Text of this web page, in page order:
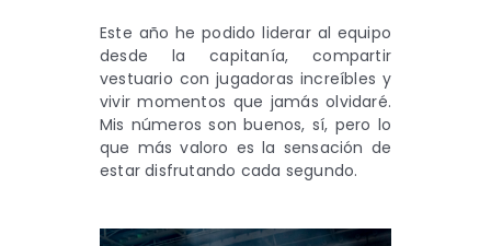
Este año he podido liderar al equipo
desde la capitanía, compartir
vestuario con jugadoras increíbles y
vivir momentos que jamás olvidaré.
Mis números son buenos, sí, pero lo
que más valoro es la sensación de
estar disfrutando cada segundo.